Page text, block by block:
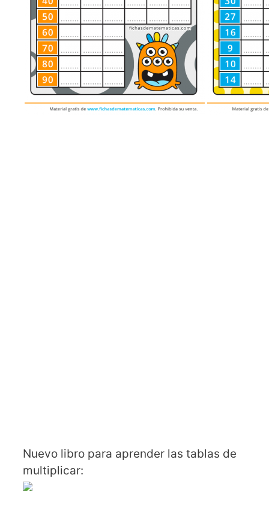
Nuevo libro para aprender las tablas de
multiplicar: